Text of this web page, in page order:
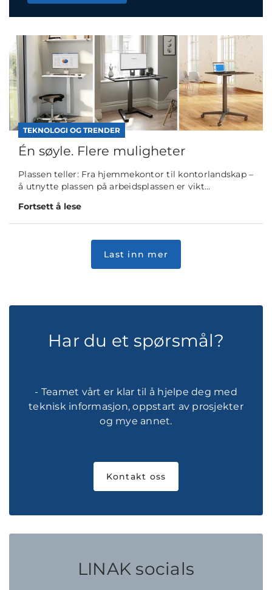
TEKNOLOGI OG TRENDER
Én søyle. Flere muligheter
Plassen teller: Fra hjemmekontor til kontorlandskap –
å utnytte plassen på arbeidsplassen er vikt...
Fortsett å lese
Har du et spørsmål?
- Teamet vårt er klar til å hjelpe deg med
teknisk informasjon, oppstart av prosjekter
og mye annet.
Kontakt oss
LINAK socials